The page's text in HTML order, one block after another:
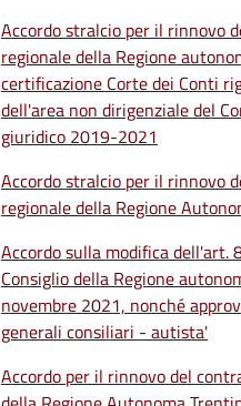
Accordo stralcio per il rinnovo
regionale della Regione
certificazione Corte dei Conti
dell'area non dirigenziale del
giuridico 2019-2021
Accordo stralcio per il rinnovo
regionale della Regione
Accordo sulla modifica
Consiglio della Regione
novembre 2021, nonché
generali consiliari - autista'
Accordo per il rinnovo del